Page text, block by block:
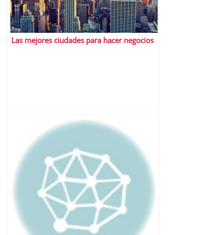
Las mejores ciudades para hacer negocios